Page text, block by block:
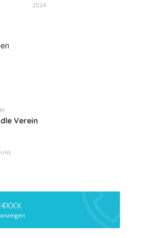
2024
Verein